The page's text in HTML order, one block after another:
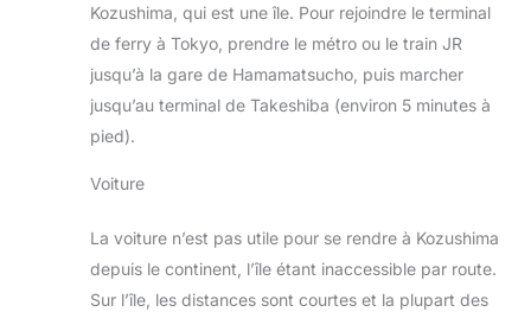
Kozushima, qui est une île. Pour rejoindre le terminal
de ferry à Tokyo, prendre le métro ou le train JR
jusqu’à la gare de Hamamatsucho, puis marcher
jusqu’au terminal de Takeshiba (environ 5 minutes à
pied).
Voiture
La voiture n’est pas utile pour se rendre à Kozushima
depuis le continent, l’île étant inaccessible par route.
Sur l’île, les distances sont courtes et la plupart des